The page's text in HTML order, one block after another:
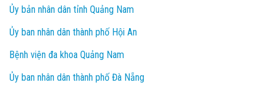
Ủy bản nhân dân tỉnh Quảng Nam
Ủy ban nhân dân thành phố Hội An
Bệnh viện đa khoa Quảng Nam
Ủy ban nhân dân thành phố Đà Nẵng